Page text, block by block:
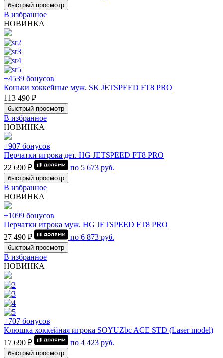
быстрый просмотр
В избранное
НОВИНКА
+4539 бонусов
Коньки хоккейные муж. SK JETSPEED FT8 PRO
113 490 ₽
быстрый просмотр
В избранное
НОВИНКА
+907 бонусов
Перчатки игрока дет. HG JETSPEED FT8 PRO
22 690 ₽
по 5 673 руб.
быстрый просмотр
В избранное
НОВИНКА
+1099 бонусов
Перчатки игрока муж. HG JETSPEED FT8 PRO
27 490 ₽
по 6 873 руб.
быстрый просмотр
В избранное
НОВИНКА
+707 бонусов
Клюшка хоккейная игрока SOYUZbc ACE STD (Laser model)
17 690 ₽
по 4 423 руб.
быстрый просмотр